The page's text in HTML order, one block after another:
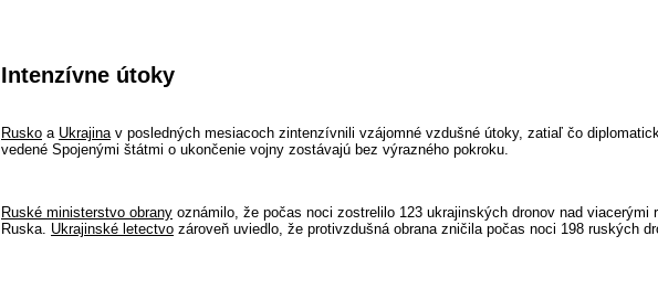
Intenzívne útoky
Rusko a Ukrajinav posledných mesiacoch zintenzívnili vzájomné vzdušné útoky, zatiaľ čo
vedené Spojenými štátmi o ukončenie vojny zostávajú bez výrazného pokroku.
Ruské ministerstvo obrany oznámilo, že počas noci zostrelilo 123 ukrajinských dronov nad viacerými
Ruska. Ukrajinské letectvo zároveň uviedlo, že protivzdušná obrana zničila počas noci 198 ruských